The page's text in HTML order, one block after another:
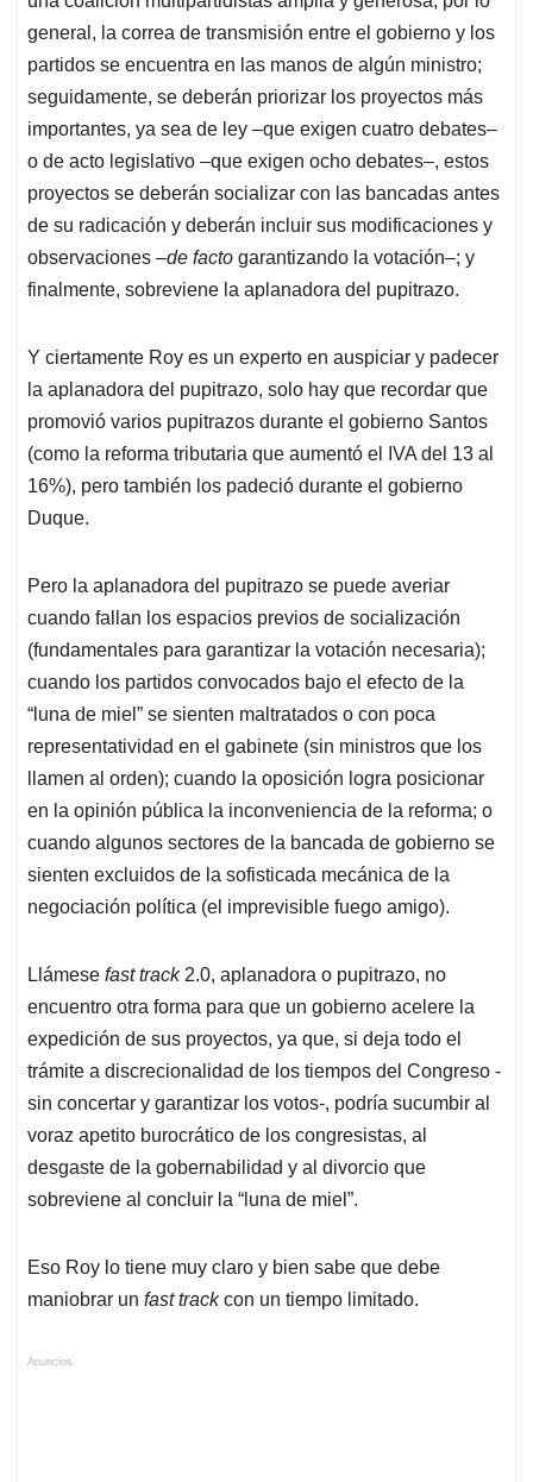
general, la correa de transmisión entre el gobierno y los
partidos se encuentra en las manos de algún ministro;
seguidamente, se deberán priorizar los proyectos más
importantes, ya sea de ley –que exigen cuatro debates–
o de acto legislativo –que exigen ocho debates–, estos
proyectos se deberán socializar con las bancadas antes
de su radicación y deberán incluir sus modificaciones y
observaciones –de facto garantizando la votación–; y
finalmente, sobreviene la aplanadora del pupitrazo.
Y ciertamente Roy es un experto en auspiciar y padecer
la aplanadora del pupitrazo, solo hay que recordar que
promovió varios pupitrazos durante el gobierno Santos
(como la reforma tributaria que aumentó el IVA del 13 al
16%), pero también los padeció durante el gobierno
Duque.
Pero la aplanadora del pupitrazo se puede averiar
cuando fallan los espacios previos de socialización
(fundamentales para garantizar la votación necesaria);
cuando los partidos convocados bajo el efecto de la
“luna de miel” se sienten maltratados o con poca
representatividad en el gabinete (sin ministros que los
llamen al orden); cuando la oposición logra posicionar
en la opinión pública la inconveniencia de la reforma; o
cuando algunos sectores de la bancada de gobierno se
sienten excluidos de la sofisticada mecánica de la
negociación política (el imprevisible fuego amigo).
Llámese fast track2.0, aplanadora o pupitrazo, no
encuentro otra forma para que un gobierno acelere la
expedición de sus proyectos, ya que, si deja todo el
trámite a discrecionalidad de los tiempos del Congreso -
sin concertar y garantizar los votos-, podría sucumbir al
voraz apetito burocrático de los congresistas, al
desgaste de la gobernabilidad y al divorcio que
sobreviene al concluir la “luna de miel”.
Eso Roy lo tiene muy claro y bien sabe que debe
maniobrar un fast trackcon un tiempo limitado.
Anuncios.